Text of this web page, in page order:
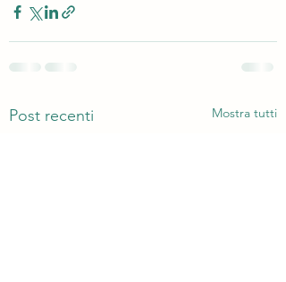
Post recenti Mostra tutti